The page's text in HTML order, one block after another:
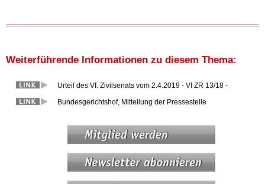
Weiterführende Informationen zu diesem Thema:
Urteil des VI. Zivilsenats vom 2.4.2019 - VI ZR 13/18 -
Bundesgerichtshof, Mitteilung der Pressestelle